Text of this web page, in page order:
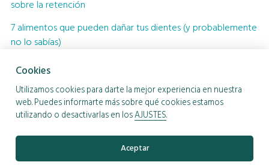
sobre la retención
7 alimentos que pueden dañar tus dientes (y probablemente
no lo sabías)
Cómo influye la postura de la lengua en la posición de los
Señales de que tu retenedor ya no está funcionando
correctamente
Cookies
Utilizamos cookies para darte la mejor experiencia en nuestra
web. Puedes informarte más sobre qué cookies estamos
utilizando o desactivarlas en losAJUSTES.
Aceptar